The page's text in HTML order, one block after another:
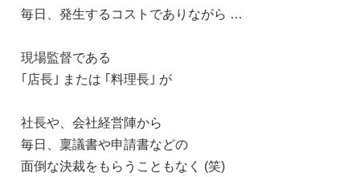
毎日、発生するコストでありながら …
現場監督である
｢店長｣ または ｢料理長｣ が
社長や、会社経営陣から
毎日、稟議書や申請書などの
面倒な決裁をもらうこともなく (笑)